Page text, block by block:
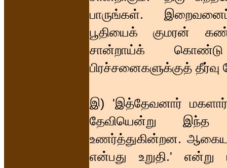
பாருங்கள். இறைவனைப்
பூதியைக் குமரன்
சான்றாய்க் கொண்டு
பிரச்சனைகளுக்குத் தீர்வு
இ) 'இத்தேவனார்
தேவியென்று இந்த
உணர்த்துகின்றன.
என்பது உறுதி.'